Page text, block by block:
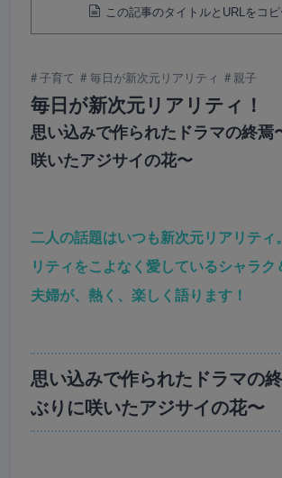
この記事のタイトルとURLをコ
子育て 毎日が新次元リアリティ 親子
毎日が新次元リアリティ！
思い込みで作られたドラマの終焉
咲いたアジサイの花〜
二人の話題はいつも新次元リアリティ
リティをこよなく愛しているシャラク
夫婦が、熱く、楽しく語ります！
思い込みで作られたドラマの
ぶりに咲いたアジサイの花〜